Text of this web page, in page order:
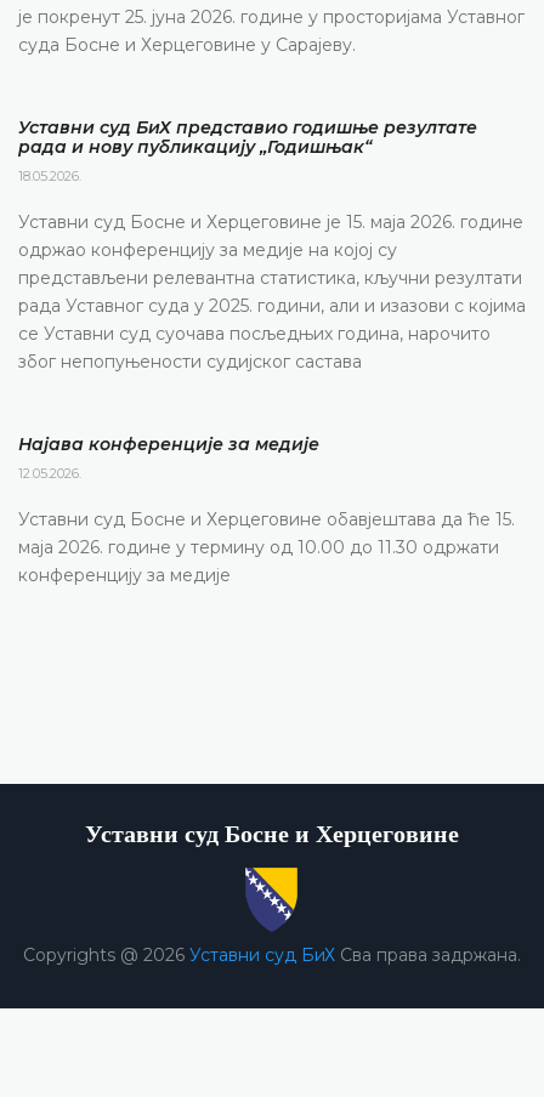
је покренут 25. јуна 2026. године у просторијама Уставног
суда Босне и Херцеговине у Сарајеву.
Уставни суд БиХ представио годишње резултате
рада и нову публикацију „Годишњак“
18.05.2026.
Уставни суд Босне и Херцеговине је 15. маја 2026. године
одржао конференцију за медије на којој су
представљени релевантна статистика, кључни резултати
рада Уставног суда у 2025. години, али и изазови с којима
се Уставни суд суочава посљедњих година, нарочито
због непопуњености судијског састава
Најава конференције за медије
12.05.2026.
Уставни суд Босне и Херцеговине обавјештава да ће 15.
маја 2026. године у термину од 10.00 до 11.30 одржати
конференцију за медије
Уставни суд Босне и Херцеговине
Copyrights @ 2026 Уставни суд БиХ Сва права задржана.